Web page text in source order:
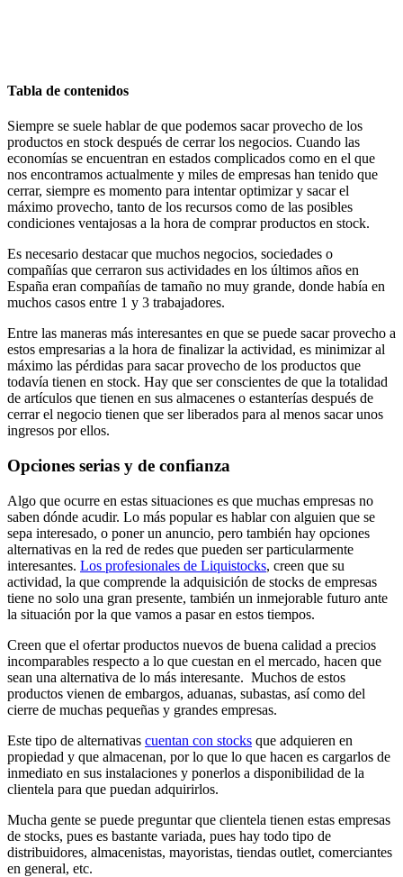
Tabla de contenidos
Siempre se suele hablar de que podemos sacar provecho de los
productos en stock después de cerrar los negocios. Cuando las
economías se encuentran en estados complicados como en el que
nos encontramos actualmente y miles de empresas han tenido que
cerrar, siempre es momento para intentar optimizar y sacar el
máximo provecho, tanto de los recursos como de las posibles
condiciones ventajosas a la hora de comprar productos en stock.
Es necesario destacar que muchos negocios, sociedades o
compañías que cerraron sus actividades en los últimos años en
España eran compañías de tamaño no muy grande, donde había en
muchos casos entre 1 y 3 trabajadores.
Entre las maneras más interesantes en que se puede sacar provecho a
estos empresarias a la hora de finalizar la actividad, es minimizar al
máximo las pérdidas para sacar provecho de los productos que
todavía tienen en stock. Hay que ser conscientes de que la totalidad
de artículos que tienen en sus almacenes o estanterías después de
cerrar el negocio tienen que ser liberados para al menos sacar unos
ingresos por ellos.
Opciones serias y de confianza
Algo que ocurre en estas situaciones es que muchas empresas no
saben dónde acudir. Lo más popular es hablar con alguien que se
sepa interesado, o poner un anuncio, pero también hay opciones
alternativas en la red de redes que pueden ser particularmente
interesantes. Los profesionales de Liquistocks, creen que su
actividad, la que comprende la adquisición de stocks de empresas
tiene no solo una gran presente, también un inmejorable futuro ante
la situación por la que vamos a pasar en estos tiempos.
Creen que el ofertar productos nuevos de buena calidad a precios
incomparables respecto a lo que cuestan en el mercado, hacen que
sean una alternativa de lo más interesante. Muchos de estos
productos vienen de embargos, aduanas, subastas, así como del
cierre de muchas pequeñas y grandes empresas.
Este tipo de alternativas cuentan con stocks que adquieren en
propiedad y que almacenan, por lo que lo que hacen es cargarlos de
inmediato en sus instalaciones y ponerlos a disponibilidad de la
clientela para que puedan adquirirlos.
Mucha gente se puede preguntar que clientela tienen estas empresas
de stocks, pues es bastante variada, pues hay todo tipo de
distribuidores, almacenistas, mayoristas, tiendas outlet, comerciantes
en general, etc.